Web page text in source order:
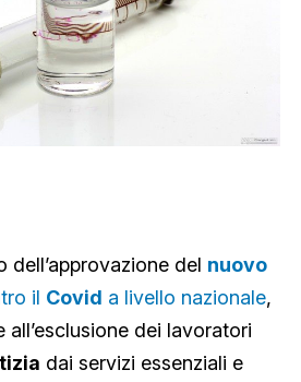
dell’approvazione del nuovo
il Covid a livello nazionale,
all’esclusione dei lavoratori
dai servizi essenziali e